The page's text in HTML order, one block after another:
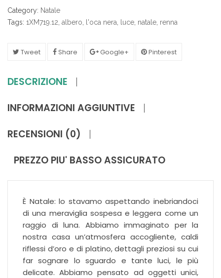
Category: Natale
Tags: 1XM719.12 albero l'oca nera luce natale renna
Tweet Share Google+ Pinterest
DESCRIZIONE
INFORMAZIONI AGGIUNTIVE
RECENSIONI (0)
PREZZO PIU' BASSO ASSICURATO
È Natale: lo stavamo aspettando inebriandoci
di una meraviglia sospesa e leggera come un
raggio di luna. Abbiamo immaginato per la
nostra casa un’atmosfera accogliente, caldi
riflessi d’oro e di platino, dettagli preziosi su cui
far sognare lo sguardo e tante luci, le più
delicate. Abbiamo pensato ad oggetti unici,